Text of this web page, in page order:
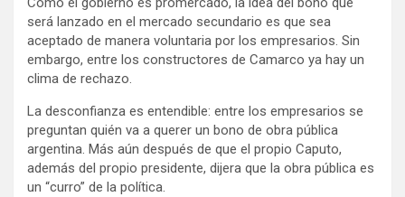
será lanzado en el mercado secundario es que sea
aceptado de manera voluntaria por los empresarios. Sin
embargo, entre los constructores de Camarco ya hay un
clima de rechazo.
La desconfianza es entendible: entre los empresarios se
preguntan quién va a querer un bono de obra pública
argentina. Más aún después de que el propio Caputo,
además del propio presidente, dijera que la obra pública es
un “curro” de la política.